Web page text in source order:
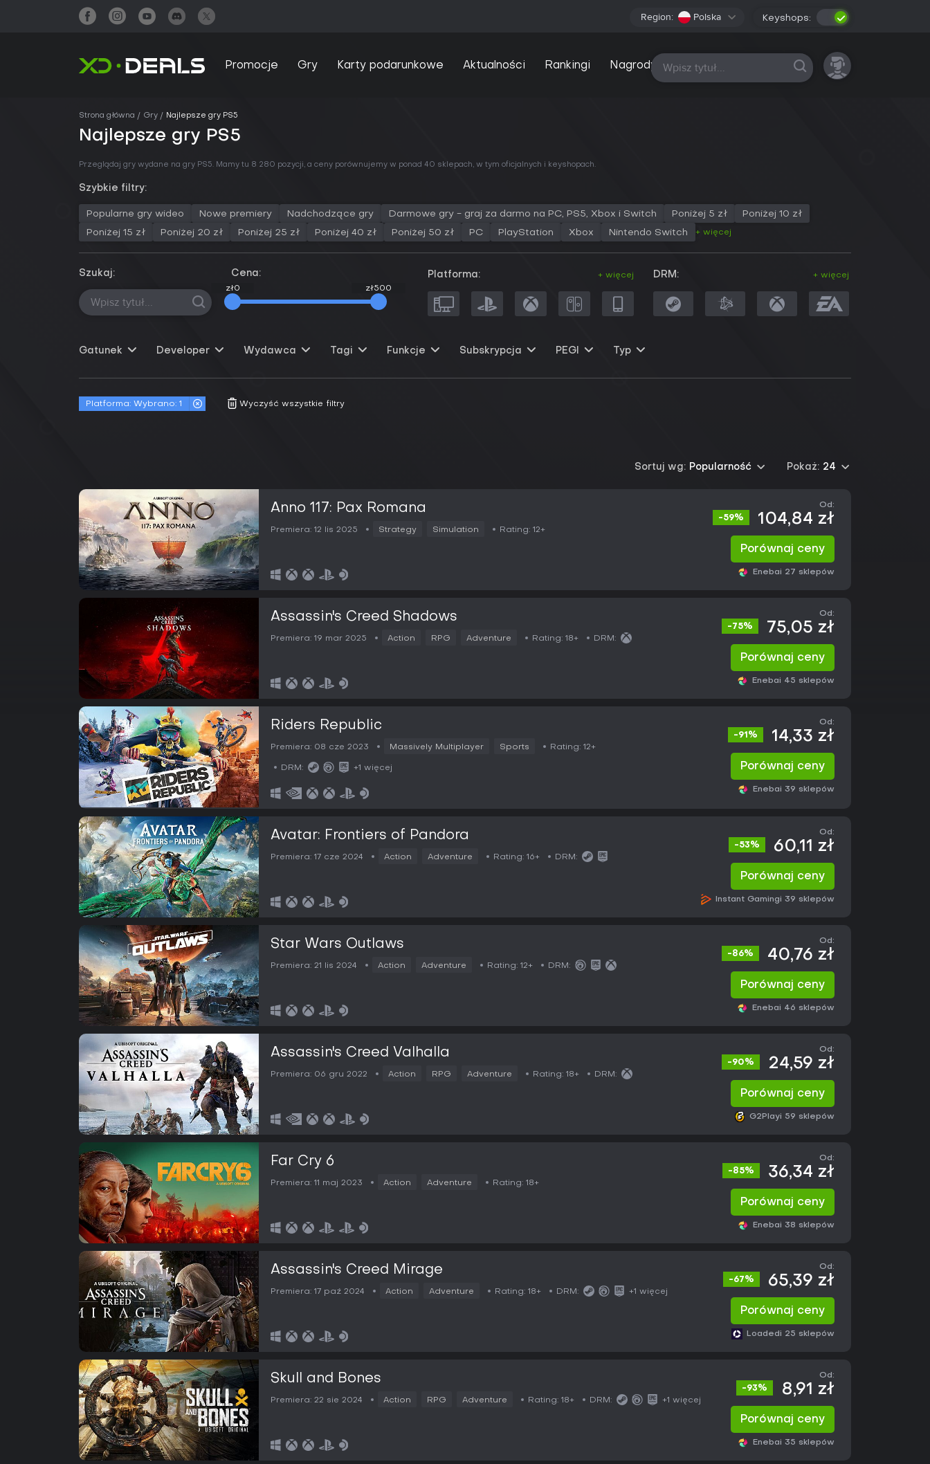
Region: Polska Keyshops:
Promocje Gry Karty podarunkowe Aktualności Rankingi Nagrody Wszystkie platformy
Strona główna Gry Najlepsze gry PS5
Najlepsze gry PS5
Przeglądaj gry wydane na gry PS5. Mamy tu 8 280 pozycji, a ceny porównujemy w ponad 40 sklepach, w tym oficjalnych i keyshopach.
Szybkie filtry:
Popularne gry wideo Nowe premiery Nadchodzące gry Darmowe gry - graj za darmo na PC, PS5, Xbox i Switch Poniżej 5 zł Poniżej 10 zł
Poniżej 15 zł Poniżej 20 zł Poniżej 25 zł Poniżej 40 zł Poniżej 50 zł PC PlayStation Xbox Nintendo Switch + więcej
Szukaj: Cena:
zł0
zł0 zł500
zł500
Platforma: + więcej DRM: + więcej
Gatunek Developer Wydawca Tagi Funkcje Subskrypcja PEGI Typ
Platforma: Wybrano: 1 Wyczyść wszystkie filtry
Sortuj wg: Popularność Pokaż: 24
Anno 117: Pax Romana
Premiera: 12 lis 2025 Strategy Simulation Rating: 12+
-59%
Od:
104,84 zł
Porównaj ceny
Enebai 27 sklepów
Assassin's Creed Shadows
Premiera: 19 mar 2025 Action RPG Adventure Rating: 18+ DRM:
-75%
Od:
75,05 zł
Porównaj ceny
Enebai 45 sklepów
Riders Republic
Premiera: 08 cze 2023 Massively Multiplayer Sports Rating: 12+
DRM: +1 więcej
-91%
Od:
14,33 zł
Porównaj ceny
Enebai 39 sklepów
Avatar: Frontiers of Pandora
Premiera: 17 cze 2024 Action Adventure Rating: 16+ DRM:
-53%
Od:
60,11 zł
Porównaj ceny
Instant Gamingi 39 sklepów
Star Wars Outlaws
Premiera: 21 lis 2024 Action Adventure Rating: 12+ DRM:
-86%
Od:
40,76 zł
Porównaj ceny
Enebai 46 sklepów
Assassin's Creed Valhalla
Premiera: 06 gru 2022 Action RPG Adventure Rating: 18+ DRM:
-90%
Od:
24,59 zł
Porównaj ceny
G2Playi 59 sklepów
Far Cry 6
Premiera: 11 maj 2023 Action Adventure Rating: 18+
-85%
Od:
36,34 zł
Porównaj ceny
Enebai 38 sklepów
Assassin's Creed Mirage
Premiera: 17 paź 2024 Action Adventure Rating: 18+ DRM: +1 więcej
-67%
Od:
65,39 zł
Porównaj ceny
Loadedi 25 sklepów
Skull and Bones
Premiera: 22 sie 2024 Action RPG Adventure Rating: 18+ DRM: +1 więcej
-93%
Od:
8,91 zł
Porównaj ceny
Enebai 35 sklepów